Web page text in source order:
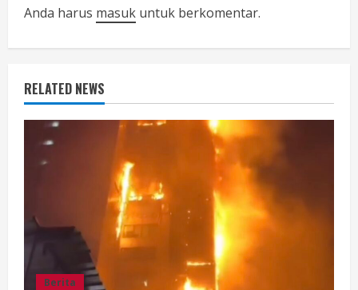
e
R
e
a
n
g
Anda harus masuk untuk berkomentar.
RELATED NEWS
Berita